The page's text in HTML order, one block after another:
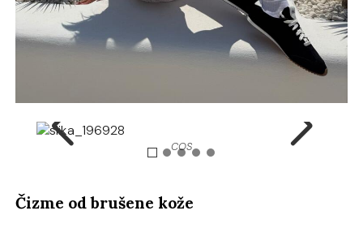
COS
Čizme od brušene kože